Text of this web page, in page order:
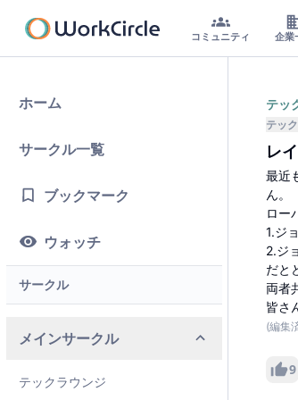
コミュニティ 企業
ホーム
サークル一覧
ブックマーク
ウォッチ
サークル
メインサークル
テックラウンジ
テッ
テッ
レ
最近
ん。
ロー
1.ジ
2.ジ
だと
両者
皆さ
(編集
9